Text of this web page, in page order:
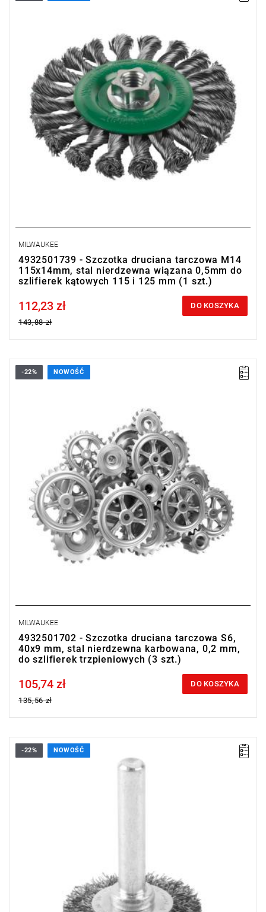
MILWAUKEE
4932501739 - Szczotka druciana tarczowa M14
115x14mm, stal nierdzewna wiązana 0,5mm do
szlifierek kątowych 115 i 125 mm (1 szt.)
Price tax included
112,23 zł
143,88 zł
DO KOSZYKA
-22% NOWOŚĆ
MILWAUKEE
4932501702 - Szczotka druciana tarczowa S6,
40x9 mm, stal nierdzewna karbowana, 0,2 mm,
do szlifierek trzpieniowych (3 szt.)
Price tax included
105,74 zł
135,56 zł
DO KOSZYKA
-22% NOWOŚĆ